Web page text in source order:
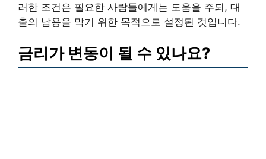
러한 조건은 필요한 사람들에게는 도움을 주되, 대
출의 남용을 막기 위한 목적으로 설정된 것입니다.
금리가 변동이 될 수 있나요?